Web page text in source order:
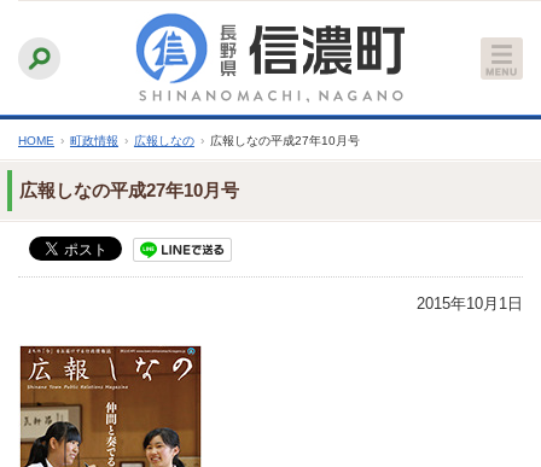
文
へ
ふりがなをつける
文字サイズ
縮小 標準 拡大
HOME › 町政情報 › 広報しなの › 広報しなの平成27年10月号
広報しなの平成27年10月号
2015年10月1日